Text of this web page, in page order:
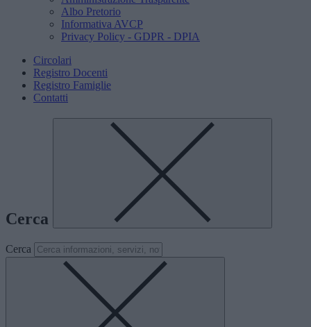
Albo Pretorio
Informativa AVCP
Privacy Policy - GDPR - DPIA
Circolari
Registro Docenti
Registro Famiglie
Contatti
Cerca
Cerca